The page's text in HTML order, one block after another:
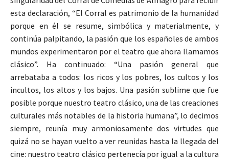
esta declaración, “El Corral es patrimonio de la humanidad
porque en él se resume, simbólica y materialmente, y
continúa palpitando, la pasión que los españoles de ambos
mundos experimentaron por el teatro que ahora llamamos
clásico”. Ha continuado: “Una pasión general que
arrebataba a todos: los ricos y los pobres, los cultos y los
incultos, los altos y los bajos. Una pasión sublime que fue
posible porque nuestro teatro clásico, una de las creaciones
culturales más notables de la historia humana”, lo decimos
siempre, reunía muy armoniosamente dos virtudes que
quizá no se hayan vuelto a ver reunidas hasta la llegada del
cine: nuestro teatro clásico pertenecía por igual a la cultura